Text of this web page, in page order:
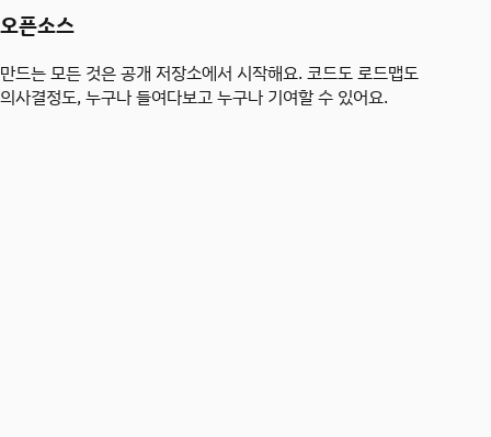
오픈소스
만드는 모든 것은 공개 저장소에서 시작해요. 코드도 로드맵도
의사결정도, 누구나 들여다보고 누구나 기여할 수 있어요.